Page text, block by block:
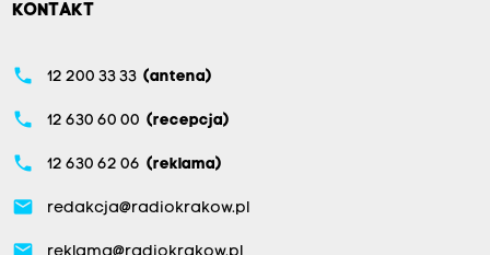
KONTAKT
phone 12 200 33 33 (antena)
phone 12 630 60 00 (recepcja)
phone 12 630 62 06 (reklama)
email redakcja@radiokrakow.pl
email